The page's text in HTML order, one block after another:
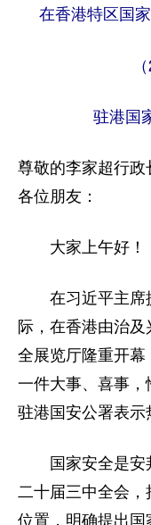
护航伟业 法
在香港特区国
驻港国
尊敬的李家超行政
各位朋友：
大家上午好！
在习近平主席
际，在香港由治
全展览厅隆重开
一件大事、喜事
驻港国安公署表示
国家安全是安
二十届三中全会
位置，明确提出